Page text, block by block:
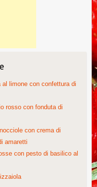
limone con confettura di
rosso con fonduta di
con crema di
amaretti
con pesto di basilico al